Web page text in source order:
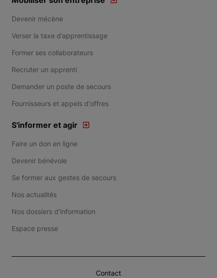
Devenir mécène
Verser la taxe d’apprentissage
Former ses collaborateurs
Recruter un apprenti
Demander un poste de secours
Fournisseurs et appels d'offres
S'informer et agir
Faire un don en ligne
Devenir bénévole
Se former aux gestes de secours
Nos actualités
Nos dossiers d'information
Espace presse
Contact